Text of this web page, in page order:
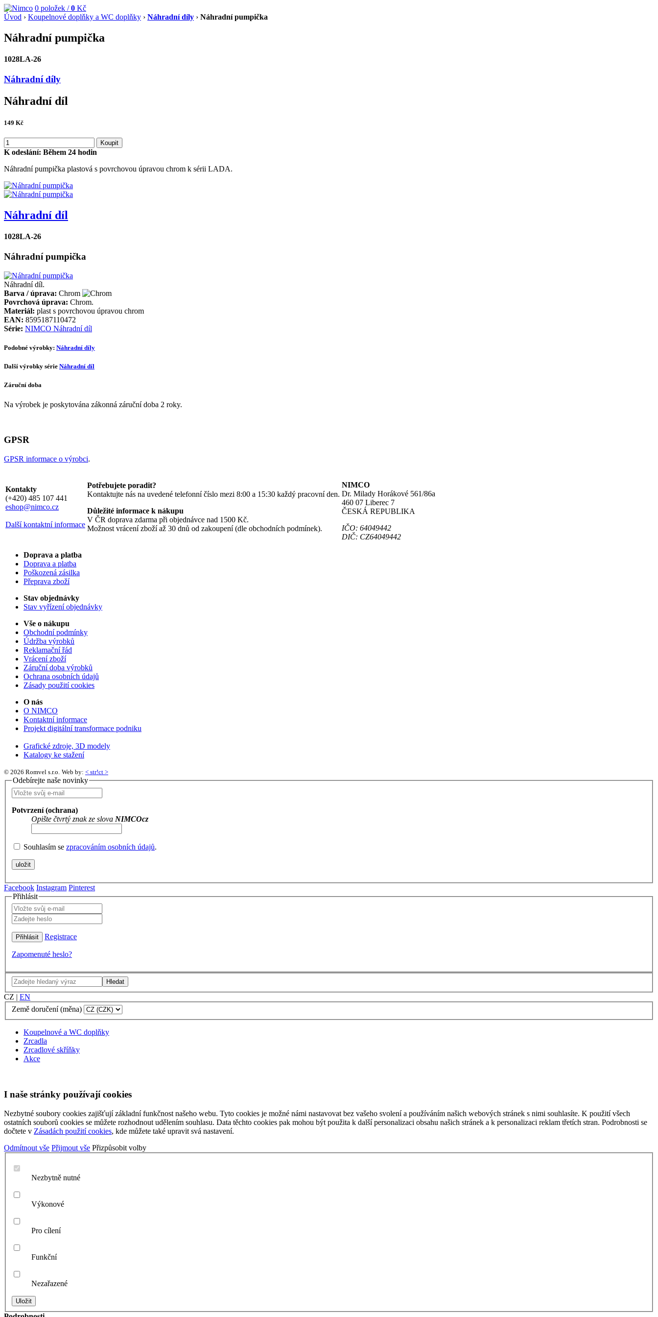
0 položek /0 Kč
Úvod › Koupelnové doplňky a WC doplňky › Náhradní díly › Náhradní pumpička
Náhradní pumpička
1028LA-26
Náhradní díly
Náhradní díl
149 Kč
Koupit
K odeslání: Během 24 hodin
Náhradní pumpička plastová s povrchovou úpravou chrom k sérii LADA.
Náhradní díl
1028LA-26
Náhradní pumpička
Náhradní díl.
Barva / úprava: Chrom
Povrchová úprava: Chrom.
Materiál: plast s povrchovou úpravou chrom
EAN: 8595187110472
Série: NIMCO Náhradní díl
Podobné výrobky: Náhradní díly
Další výrobky série Náhradní díl
Záruční doba
Na výrobek je poskytována zákonná záruční doba 2 roky.
GPSR
GPSR informace o výrobci.
Kontakty
(+420) 485 107 441
eshop@nimco.cz
Další kontaktní informace
Potřebujete poradit?
Kontaktujte nás na uvedené telefonní číslo mezi 8:00 a 15:30 každý pracovní den.
Důležité informace k nákupu
V ČR doprava zdarma při objednávce nad 1500 Kč.
Možnost vrácení zboží až 30 dnů od zakoupení (dle obchodních podmínek).
NIMCO
Dr. Milady Horákové 561/86a
460 07 Liberec 7
ČESKÁ REPUBLIKA
IČO: 64049442
DIČ: CZ64049442
Doprava a platba
Doprava a platba
Poškozená zásilka
Přeprava zboží
Stav objednávky
Stav vyřízení objednávky
Vše o nákupu
Obchodní podmínky
Údržba výrobků
Reklamační řád
Vrácení zboží
Záruční doba výrobků
Ochrana osobních údajů
Zásady použití cookies
O nás
O NIMCO
Kontaktní informace
Projekt digitální transformace podniku
Grafické zdroje, 3D modely
Katalogy ke stažení
© 2026 Romvel s.r.o. Web by: < str!ct >
Odebírejte naše novinky
Potvrzení (ochrana)
Opište čtvrtý znak ze slova NIMCOcz
Souhlasím se zpracováním osobních údajů.
Facebook Instagram Pinterest
Přihlásit
Registrace
Zapomenuté heslo?
Hledat
CZ | EN
Země doručení (měna)
Koupelnové a WC doplňky
Zrcadla
Zrcadlové skříňky
Akce
I naše stránky používají cookies
Nezbytné soubory cookies zajišťují základní funkčnost našeho webu. Tyto cookies je možné námi nastavovat bez vašeho svolení a používáním našich webových stránek s nimi souhlasíte. K použití všech
ostatních souborů cookies se můžete rozhodnout udělením souhlasu. Data těchto cookies pak mohou být použita k další personalizaci obsahu našich stránek a k personalizaci reklam třetích stran. Podrobnosti se
dočtete v Zásadách použití cookies, kde můžete také upravit svá nastavení.
Odmítnout vše Přijmout vše Přizpůsobit volby
Nezbytně nutné
Výkonové
Pro cílení
Funkční
Nezařazené